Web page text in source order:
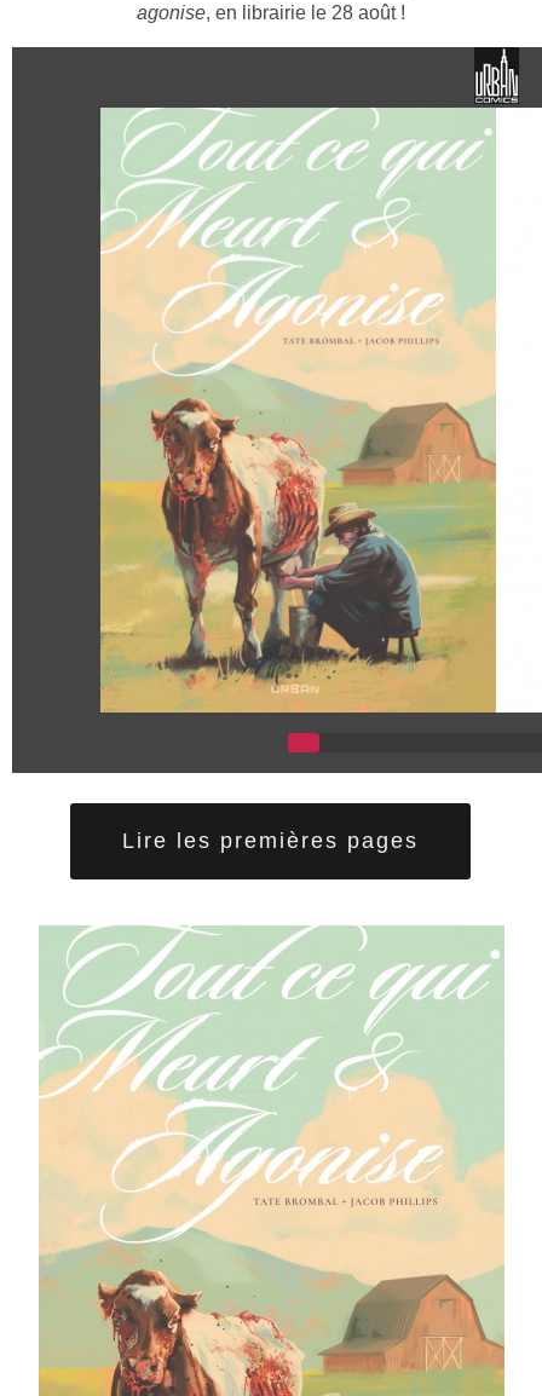
agonise, en librairie le 28 août !
Lire les premières pages